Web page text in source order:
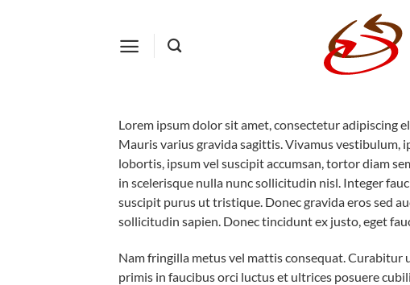
Lorem ipsum dolor sit amet, consectetur adipiscing
Mauris varius gravida sagittis. Vivamus vestibulum,
lobortis, ipsum vel suscipit accumsan, tortor diam
in scelerisque nulla nunc sollicitudin nisl. Integer
suscipit purus ut tristique. Donec gravida eros sed
sollicitudin sapien. Donec tincidunt ex justo, eget
Nam fringilla metus vel mattis consequat.
primis in faucibus orci luctus et ultrices posuere